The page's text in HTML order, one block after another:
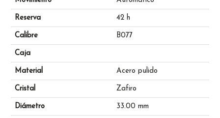
Reserva 42 h
Calibre B077
Caja
Material Acero pulido
Cristal Zafiro
Diámetro 33.00 mm